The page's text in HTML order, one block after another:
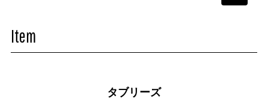
Item
タブリーズ